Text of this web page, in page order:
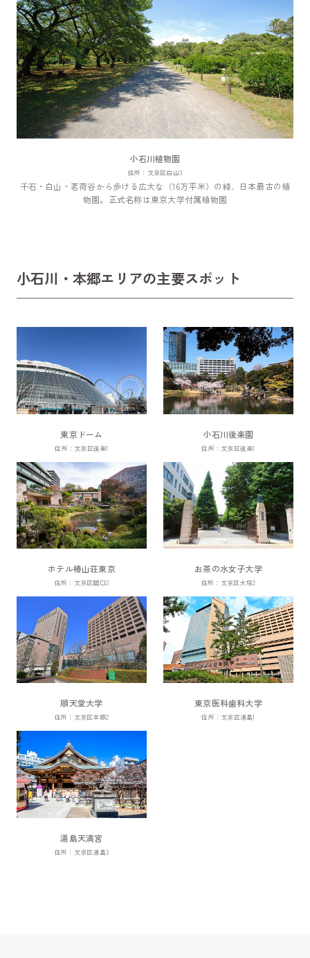
小石川植物園
住所：文京区白山3
千石・白山・茗荷谷から歩ける広大な（16万平米）の緑、日本最古の植
物園。正式名称は東京大学付属植物園
小石川・本郷エリアの主要スポット
東京ドーム
住所：文京区後楽1
小石川後楽園
住所：文京区後楽1
ホテル椿山荘東京
住所：文京区関口2
お茶の水女子大学
住所：文京区大塚2
順天堂大学
住所：文京区本郷2
東京医科歯科大学
住所：文京区湯島1
湯島天満宮
住所：文京区湯島3